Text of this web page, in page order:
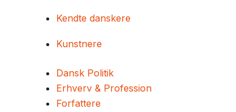
Kendte danskere
Kunstnere
Dansk Politik
Erhverv & Profession
Forfattere